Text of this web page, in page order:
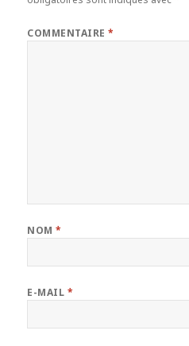
COMMENTAIRE*
NOM*
E-MAIL *